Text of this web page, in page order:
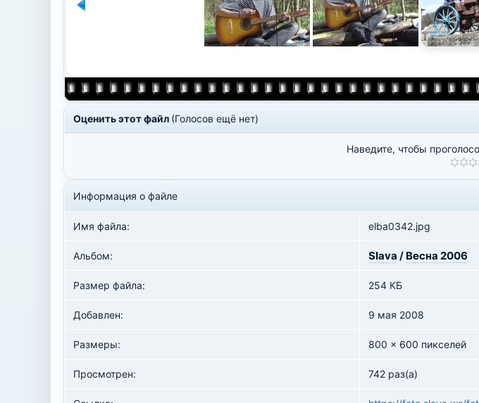
Оценить этот файл (Голосов ещё нет)
Наведите, чтобы
Информация о файле
Имя файла: elba0342.jpg
Альбом: Slava / Весна 2006
Размер файла: 254 КБ
Добавлен: 9 мая 2008
Размеры: 800 x 600 пикселей
Просмотрен: 742 раз(а)